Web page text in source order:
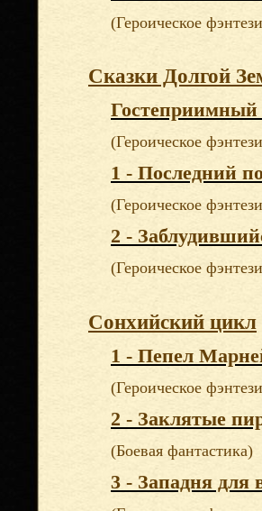
(Героическое
Сказки Долгой
(Героическое
1 - Последний
(Героическое
2 -
(Героическое
Сонхийский цикл
1 - Пепел
(Героическое
2 - Заклятые
(Боевая фантастика)
3 - Западня для